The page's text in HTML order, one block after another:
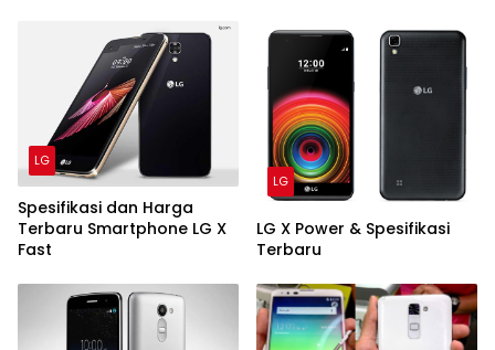
LG
Spesifikasi dan Harga
Terbaru Smartphone LG X
Fast
LG
LG X Power & Spesifikasi
Terbaru